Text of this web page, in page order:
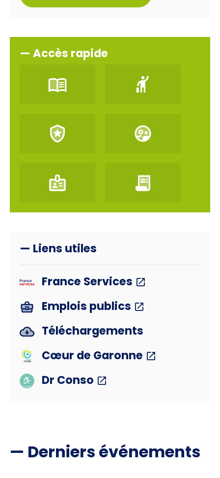
— Accès rapide
— Liens utiles
France Services
Emplois publics
Téléchargements
Cœur de Garonne
Dr Conso
— Derniers événements